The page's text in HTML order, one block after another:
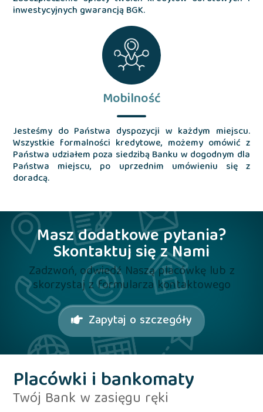
inwestycyjnych gwarancją BGK.
Mobilność
Jesteśmy do Państwa dyspozycji w każdym miejscu.
Wszystkie formalności kredytowe, możemy omówić z
Państwa udziałem poza siedzibą Banku w dogodnym dla
Państwa miejscu, po uprzednim umówieniu się z
doradcą.
Masz dodatkowe pytania?
Skontaktuj się z Nami
Zadzwoń, odwiedź Naszą placówkę lub z
skorzystaj z formularza kontaktowego
Zapytaj o szczegóły
Placówki i bankomaty
Twój Bank w zasięgu ręki